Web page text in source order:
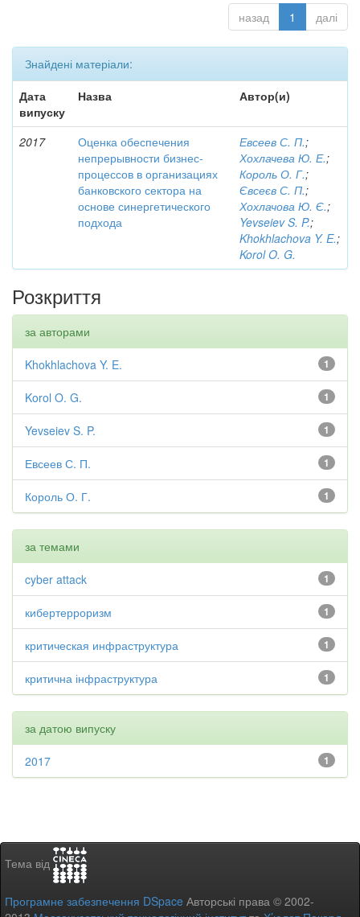
назад 1 далі
Знайдені матеріали:
Дата
випуску
Назва Автор(и)
2017
Оценка обеспечения
непрерывности бизнес-
процессов в организациях
банковского сектора на
основе синергетического
подхода
Евсеев С. П.;
Хохлачева Ю. Е.;
Король О. Г.;
Євсеєв С. П.;
Хохлачова Ю. Є.;
Yevseiev S. P.;
Khokhlachova Y. E.;
Korol O. G.
Розкриття
за авторами
1
Khokhlachova Y. E.
1
Korol O. G.
1
Yevseiev S. P.
1
Евсеев С. П.
1
Король О. Г.
за темами
1
cyber attack
1
кибертерроризм
1
критическая инфраструктура
1
критична інфраструктура
за датою випуску
1
2017
Тема від
Програмне забезпечення DSpace Авторські права © 2002-